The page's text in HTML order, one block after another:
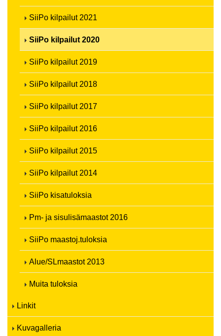
SiiPo kilpailut 2021
SiiPo kilpailut 2020
SiiPo kilpailut 2019
SiiPo kilpailut 2018
SiiPo kilpailut 2017
SiiPo kilpailut 2016
SiiPo kilpailut 2015
SiiPo kilpailut 2014
SiiPo kisatuloksia
Pm- ja sisulisämaastot 2016
SiiPo maastoj.tuloksia
Alue/SLmaastot 2013
Muita tuloksia
Linkit
Kuvagalleria